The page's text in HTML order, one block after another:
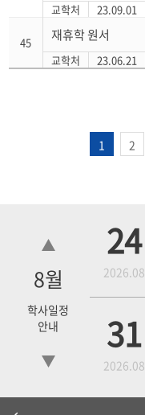
교학처 23.09.01
45 재휴학 원서
교학처 23.06.21
1 2
8월
학사일정
안내
24
2026.08
31
2026.08